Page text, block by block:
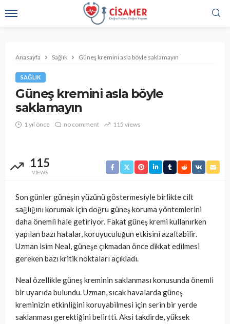
Anasayfa Sağlık Güneş kremini asla böyle saklamayın
SAĞLIK
Güneş kremini asla böyle
saklamayın
1 yıl önce no comment 115 views
115
VIEWS
Son günler güneşin yüzünü göstermesiyle birlikte cilt
sağlığını korumak için doğru güneş koruma yöntemlerini
daha önemli hale getiriyor. Fakat güneş kremi kullanırken
yapılan bazı hatalar, koruyuculuğun etkisini azaltabilir.
Uzman isim Neal, güneşe çıkmadan önce dikkat edilmesi
gereken bazı kritik noktaları açıkladı.
Neal özellikle güneş kreminin saklanması konusunda önemli
bir uyarıda bulundu. Uzman, sıcak havalarda güneş
kreminizin etkinliğini koruyabilmesi için serin bir yerde
saklanması gerektiğini belirtti. Aksi takdirde, yüksek